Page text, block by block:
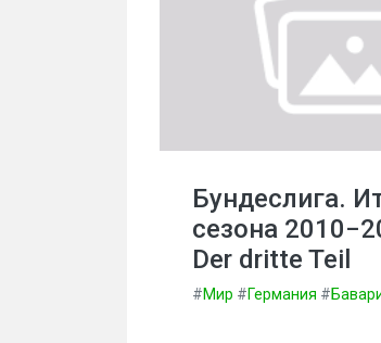
Бундеслига.
сезона
Der dritte Teil
#Мир #Германия #